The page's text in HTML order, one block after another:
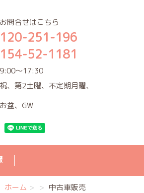
問合せはこちら
251-196
52-1181
～17:30
、第2土曜、不定期月曜、
盆、GW
ホーム 中古車販売